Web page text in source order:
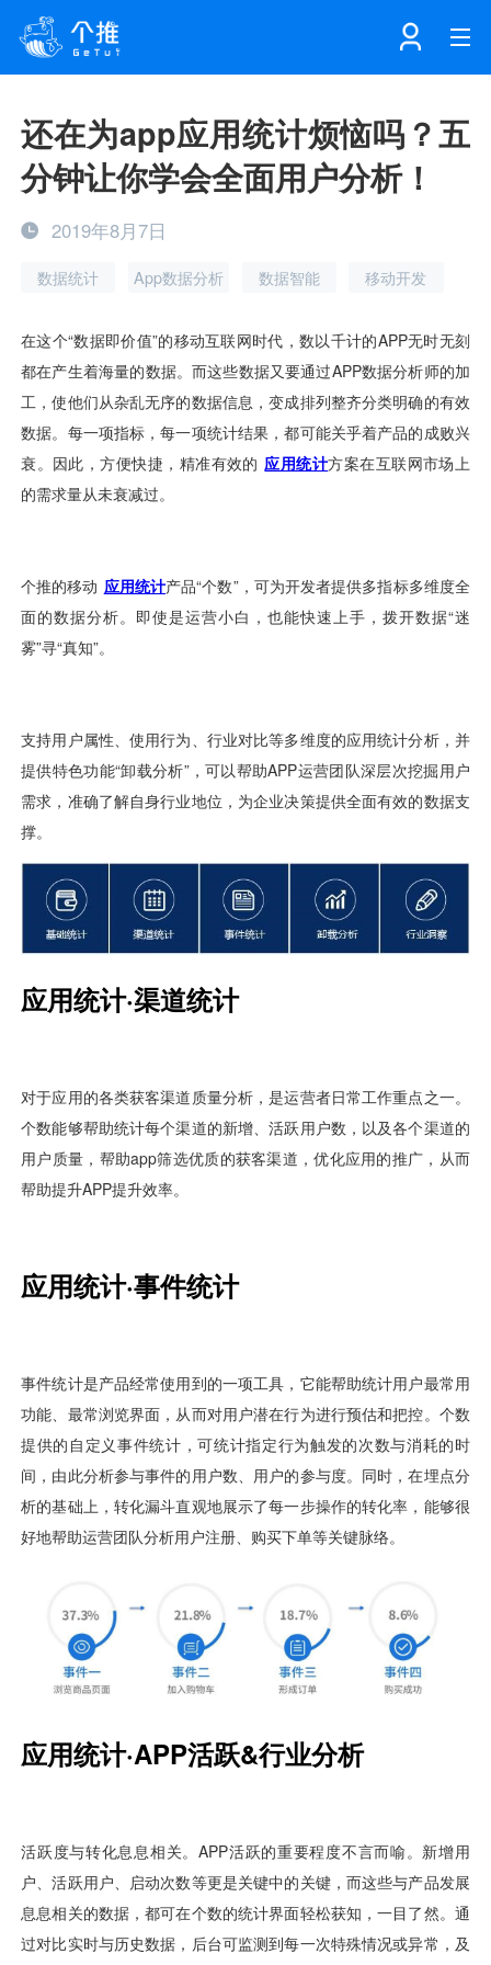
产品
个知·智能营销AITA
个知·智能运营AIBI
消息推送
AI应用工坊
一键认证
营销数盘
人口数盘
视觉智能
消息中心
数据中台解决方案
个知·智能工作站
互联网增长
城市治理
智能风控
科技公益
开发者中心
SDK下载
文档中心
我的开发者中心
数据工坊
个推学堂
公司简介
加入我们
注册 登录
还在为app应用统计烦恼吗？五
分钟让你学会全面用户分析！
2019年8月7日
数据统计 App数据分析 数据智能 移动开发